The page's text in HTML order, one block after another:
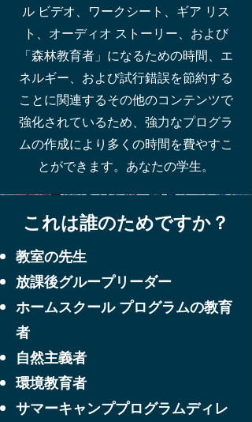
ル ビデオ、ワークシート、ギア リス
ト、オーディオ ストーリー、および
「森林教育者」になるための時間、エ
ネルギー、および試行錯誤を節約する
ことに関連するその他のコンテンツで
強化されているため、強力なプログラ
ムの作成により多くの時間を費やすこ
とができます。あなたの学生。
これは誰のためですか？
教室の先生
放課後グループリーダー
ホームスクール プログラムの教育
者
自然主義者
環境教育者
サマーキャンププログラムディレ